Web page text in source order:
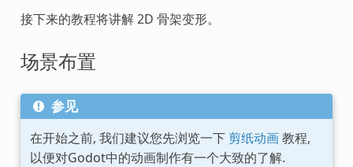
接下来的教程将讲解 2D 骨架变形。
场景布置
参见
在开始之前, 我们建议您先浏览一下 剪纸动画教程,
以便对Godot中的动画制作有一个大致的了解.